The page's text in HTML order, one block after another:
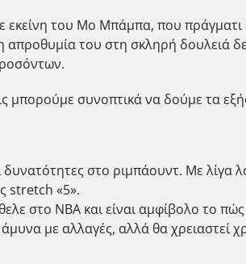
εκείνη του Μο Μπάμπα, που
του στη σκληρή δουλειά
μπορούμε συνοπτικά να δούμε τα
στο ριμπάουντ. Με λίγα
stretch «5».
στο ΝΒΑ και είναι αμφίβολο το
με αλλαγές, αλλά θα χρειαστεί